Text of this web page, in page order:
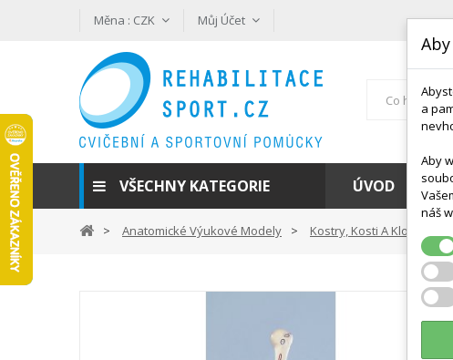
Měna : CZK Můj Účet
VŠECHNY KATEGORIE ÚVOD
Anatomické Výukové Modely Kostry, Kosti A Klouby
a
Aby
náš